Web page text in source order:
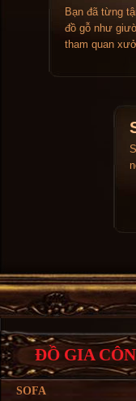
Bạn đã từng
đồ gỗ như
tham quan
ĐỒ GIA
SOFA